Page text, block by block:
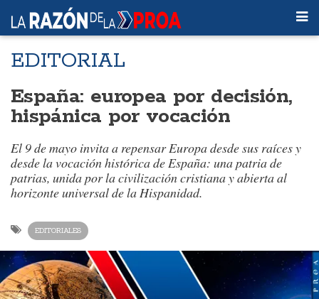
EDITORIAL
España: europea por decisión,
hispánica por vocación
El 9 de mayo invita a repensar Europa desde sus raíces y
desde la vocación histórica de España: una patria de
patrias, unida por la civilización cristiana y abierta al
horizonte universal de la Hispanidad.
EDITORIALES